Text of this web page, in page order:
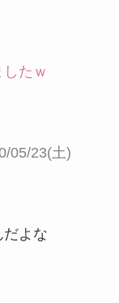
たｗ
05/23(土)
だよな